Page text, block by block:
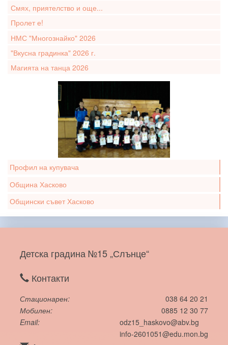
Смях, приятелство и още...
Пролет е!
НМС "Многознайко" 2026
"Вкусна градинка" 2026 г.
Магията на танца 2026
Профил на купувача
Община Хасково
Общински съвет Хасково
Детска градина №15 „Слънце“
Контакти
Стационарен
038 64 20 21
Мобилен
0885 12 30 77
Email
odz15_haskovo@abv.bg
info-2601051@edu.mon.bg